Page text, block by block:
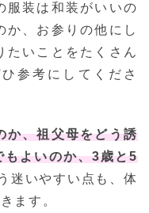
服装は和装がいいの
か、お参りの他にし
たいことをたくさん
参考にしてくださ
か、祖父母をどう誘
もよいのか、3歳と5
迷いやすい点も、体
ます。